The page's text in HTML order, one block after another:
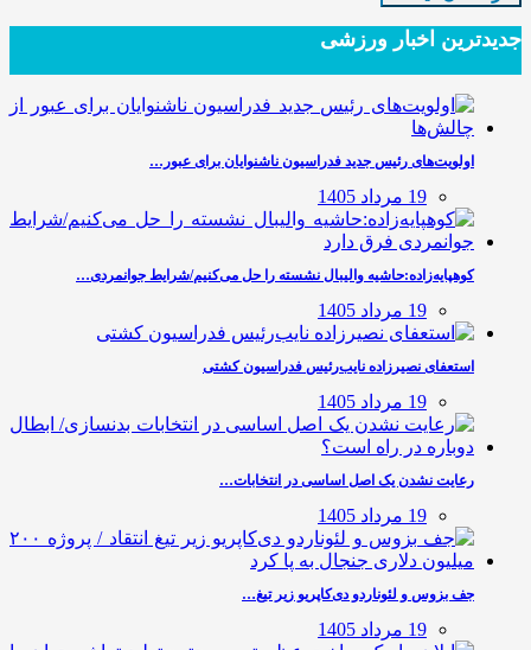
جدیدترین‌ اخبار ورزشی
اولویت‌های رئیس جدید فدراسیون ناشنوایان برای عبور…
19 مرداد 1405
کوهپایه‌زاده:حاشیه والیبال نشسته را حل می‌کنیم/شرایط جوانمردی…
19 مرداد 1405
استعفای نصیرزاده نایب‌رئیس فدراسیون کشتی
19 مرداد 1405
رعایت نشدن یک اصل اساسی در انتخابات…
19 مرداد 1405
جف بزوس و لئوناردو دی‌کاپریو زیر تیغ…
19 مرداد 1405